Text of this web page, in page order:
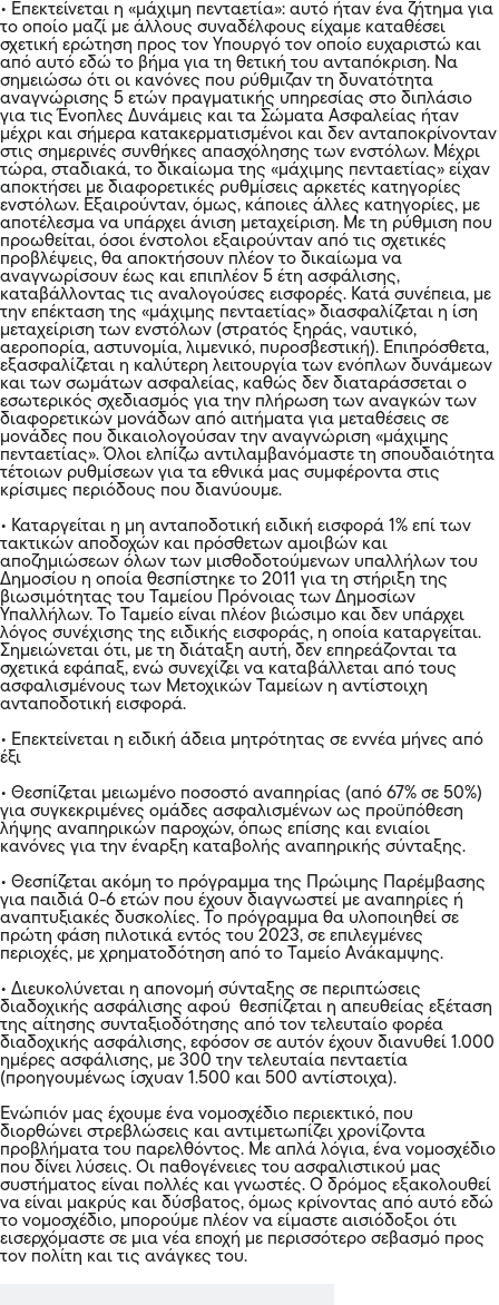
• Επεκτείνεται η «μάχιμη πενταετία»: αυτό ήταν ένα ζήτημα για
το οποίο μαζί με άλλους συναδέλφους είχαμε καταθέσει
σχετική ερώτηση προς τον Υπουργό τον οποίο ευχαριστώ και
από αυτό εδώ το βήμα για τη θετική του ανταπόκριση. Να
σημειώσω ότι οι κανόνες που ρύθμιζαν τη δυνατότητα
αναγνώρισης 5 ετών πραγματικής υπηρεσίας στο διπλάσιο
για τις Ένοπλες Δυνάμεις και τα Σώματα Ασφαλείας ήταν
μέχρι και σήμερα κατακερματισμένοι και δεν ανταποκρίνονταν
στις σημερινές συνθήκες απασχόλησης των ενστόλων. Μέχρι
τώρα, σταδιακά, το δικαίωμα της «μάχιμης πενταετίας» είχαν
αποκτήσει με διαφορετικές ρυθμίσεις αρκετές κατηγορίες
ενστόλων. Εξαιρούνταν, όμως, κάποιες άλλες κατηγορίες, με
αποτέλεσμα να υπάρχει άνιση μεταχείριση. Με τη ρύθμιση που
προωθείται, όσοι ένστολοι εξαιρούνταν από τις σχετικές
προβλέψεις, θα αποκτήσουν πλέον το δικαίωμα να
αναγνωρίσουν έως και επιπλέον 5 έτη ασφάλισης,
καταβάλλοντας τις αναλογούσες εισφορές. Κατά συνέπεια, με
την επέκταση της «μάχιμης πενταετίας» διασφαλίζεται η ίση
μεταχείριση των ενστόλων (στρατός ξηράς, ναυτικό,
αεροπορία, αστυνομία, λιμενικό, πυροσβεστική). Επιπρόσθετα,
εξασφαλίζεται η καλύτερη λειτουργία των ενόπλων δυνάμεων
και των σωμάτων ασφαλείας, καθώς δεν διαταράσσεται ο
εσωτερικός σχεδιασμός για την πλήρωση των αναγκών των
διαφορετικών μονάδων από αιτήματα για μεταθέσεις σε
μονάδες που δικαιολογούσαν την αναγνώριση «μάχιμης
πενταετίας». Όλοι ελπίζω αντιλαμβανόμαστε τη σπουδαιότητα
τέτοιων ρυθμίσεων για τα εθνικά μας συμφέροντα στις
κρίσιμες περιόδους που διανύουμε.
• Καταργείται η μη ανταποδοτική ειδική εισφορά 1% επί των
τακτικών αποδοχών και πρόσθετων αμοιβών και
αποζημιώσεων όλων των μισθοδοτούμενων υπαλλήλων του
Δημοσίου η οποία θεσπίστηκε το 2011 για τη στήριξη της
βιωσιμότητας του Ταμείου Πρόνοιας των Δημοσίων
Υπαλλήλων. Το Ταμείο είναι πλέον βιώσιμο και δεν υπάρχει
λόγος συνέχισης της ειδικής εισφοράς, η οποία καταργείται.
Σημειώνεται ότι, με τη διάταξη αυτή, δεν επηρεάζονται τα
σχετικά εφάπαξ, ενώ συνεχίζει να καταβάλλεται από τους
ασφαλισμένους των Μετοχικών Ταμείων η αντίστοιχη
ανταποδοτική εισφορά.
• Επεκτείνεται η ειδική άδεια μητρότητας σε εννέα μήνες από
έξι
• Θεσπίζεται μειωμένο ποσοστό αναπηρίας (από 67% σε 50%)
για συγκεκριμένες ομάδες ασφαλισμένων ως προϋπόθεση
λήψης αναπηρικών παροχών, όπως επίσης και ενιαίοι
κανόνες για την έναρξη καταβολής αναπηρικής σύνταξης.
• Θεσπίζεται ακόμη το πρόγραμμα της Πρώιμης Παρέμβασης
για παιδιά 0-6 ετών που έχουν διαγνωστεί με αναπηρίες ή
αναπτυξιακές δυσκολίες. Το πρόγραμμα θα υλοποιηθεί σε
πρώτη φάση πιλοτικά εντός του 2023, σε επιλεγμένες
περιοχές, με χρηματοδότηση από το Ταμείο Ανάκαμψης.
• Διευκολύνεται η απονομή σύνταξης σε περιπτώσεις
διαδοχικής ασφάλισης αφού θεσπίζεται η απευθείας εξέταση
της αίτησης συνταξιοδότησης από τον τελευταίο φορέα
διαδοχικής ασφάλισης, εφόσον σε αυτόν έχουν διανυθεί 1.000
ημέρες ασφάλισης, με 300 την τελευταία πενταετία
(προηγουμένως ίσχυαν 1.500 και 500 αντίστοιχα).
Ενώπιόν μας έχουμε ένα νομοσχέδιο περιεκτικό, που
διορθώνει στρεβλώσεις και αντιμετωπίζει χρονίζοντα
προβλήματα του παρελθόντος. Με απλά λόγια, ένα νομοσχέδιο
που δίνει λύσεις. Οι παθογένειες του ασφαλιστικού μας
συστήματος είναι πολλές και γνωστές. Ο δρόμος εξακολουθεί
να είναι μακρύς και δύσβατος, όμως κρίνοντας από αυτό εδώ
το νομοσχέδιο, μπορούμε πλέον να είμαστε αισιόδοξοι ότι
εισερχόμαστε σε μια νέα εποχή με περισσότερο σεβασμό προς
τον πολίτη και τις ανάγκες του.